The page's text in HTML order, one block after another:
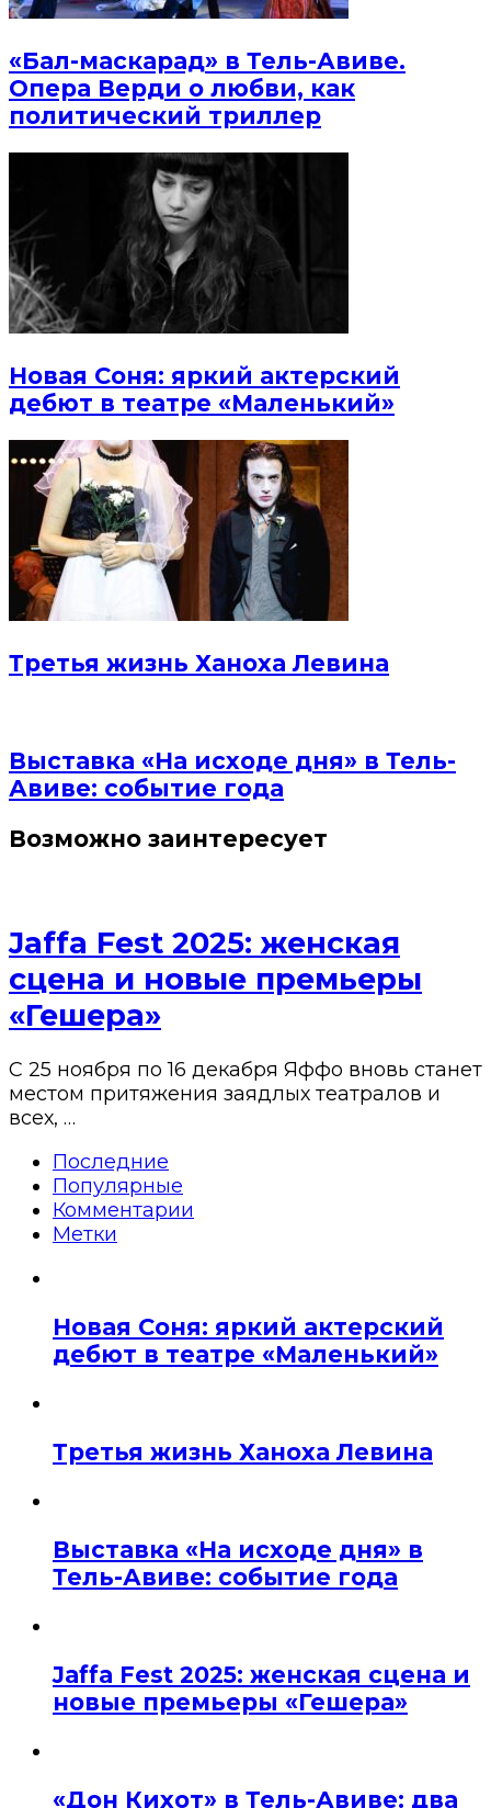
«Бал-маскарад» в Тель-Авиве.
Опера Верди о любви, как
политический триллер
Новая Соня: яркий актерский
дебют в театре «Маленький»
Третья жизнь Ханоха Левина
Выставка «На исходе дня» в Тель-
Авиве: событие года
Возможно заинтересует
Jaffa Fest 2025: женская
сцена и новые премьеры
«Гешера»
С 25 ноября по 16 декабря Яффо вновь станет
местом притяжения заядлых театралов и
всех, …
Последние
Популярные
Комментарии
Метки
Новая Соня: яркий актерский
дебют в театре «Маленький»
Третья жизнь Ханоха Левина
Выставка «На исходе дня» в
Тель-Авиве: событие года
Jaffa Fest 2025: женская сцена и
новые премьеры «Гешера»
«Дон Кихот» в Тель-Авиве: два